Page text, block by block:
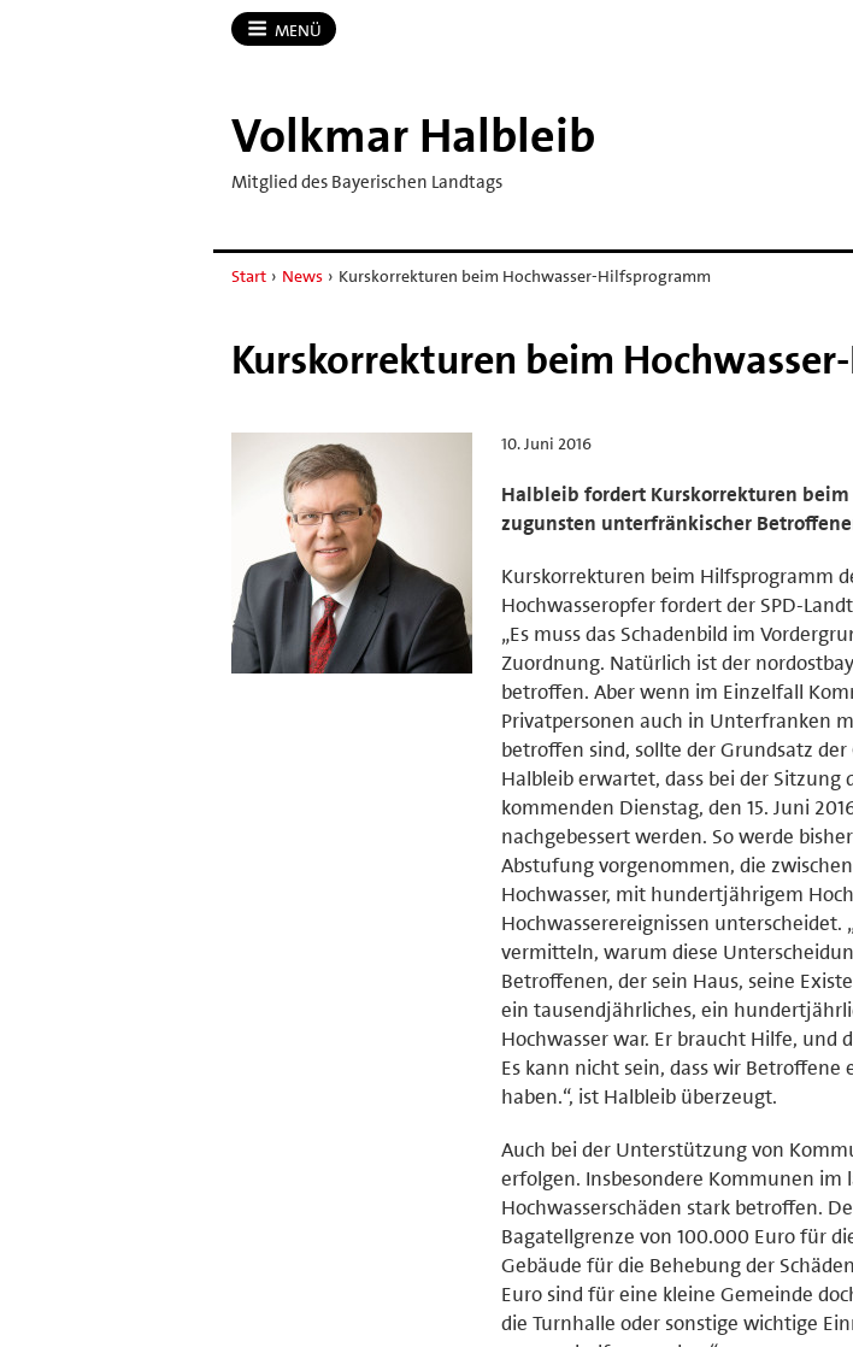
MENÜ
Volkmar Halbleib
Mitglied des Bayerischen Landtags
Start › News › Kurskorrekturen beim Hochwasser-Hilfsprogramm
Kurskorrekturen beim
10. Juni 2016
Halbleib fordert Kurskorrekturen
zugunsten unterfränkischer
Kurskorrekturen beim Hilfsprogramm
Hochwasseropfer fordert der SPD-
„Es muss das Schadenbild im
Zuordnung. Natürlich ist der
betroffen. Aber wenn im Einzelfall
Privatpersonen auch in Unterfranken
betroffen sind, sollte der Grundsatz
Halbleib erwartet, dass bei der Sitzung
kommenden Dienstag, den 15. Juni
nachgebessert werden. So werde
Abstufung vorgenommen, die
Hochwasser, mit hundertjährigem
Hochwasserereignissen unterscheidet.
vermitteln, warum diese
Betroffenen, der sein Haus, seine
ein tausendjährliches, ein
Hochwasser war. Er braucht Hilfe, und
Es kann nicht sein, dass wir
haben.“, ist Halbleib überzeugt.
Auch bei der Unterstützung von
erfolgen. Insbesondere Kommunen im
Hochwasserschäden stark betroffen.
Bagatellgrenze von 100.000 Euro für
Gebäude für die Behebung der
Euro sind für eine kleine Gemeinde
die Turnhalle oder sonstige wichtige